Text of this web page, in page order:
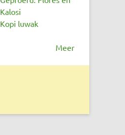
Kalosi
Kopi luwak
Meer